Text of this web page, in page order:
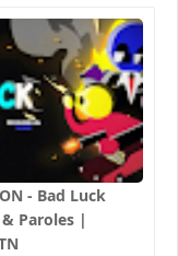
- Bad Luck
Paroles |